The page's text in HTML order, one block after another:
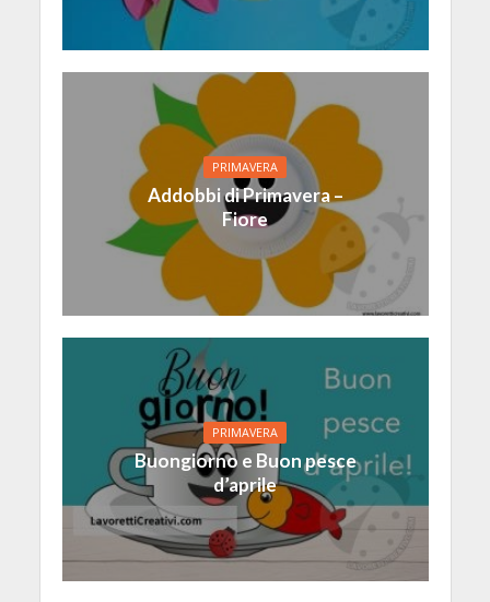
PRIMAVERA
Addobbi di Primavera –
Fiore
PRIMAVERA
Buongiorno e Buon pesce
d’aprile